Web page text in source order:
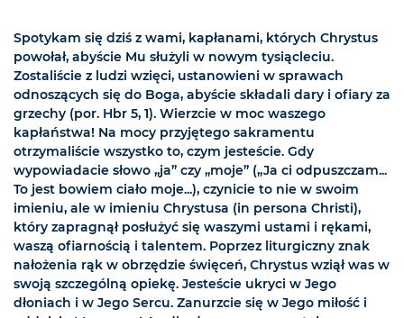
Spotykam się dziś z wami, kapłanami, których Chrystus
powołał, abyście Mu służyli w nowym tysiącleciu.
Zostaliście z ludzi wzięci, ustanowieni w sprawach
odnoszących się do Boga, abyście składali dary i ofiary za
grzechy (por. Hbr 5, 1). Wierzcie w moc waszego
kapłaństwa! Na mocy przyjętego sakramentu
otrzymaliście wszystko to, czym jesteście. Gdy
wypowiadacie słowo „ja” czy „moje” („Ja ci odpuszczam...
To jest bowiem ciało moje...), czynicie to nie w swoim
imieniu, ale w imieniu Chrystusa (in persona Christi),
który zapragnął posłużyć się waszymi ustami i rękami,
waszą ofiarnością i talentem. Poprzez liturgiczny znak
nałożenia rąk w obrzędzie święceń, Chrystus wziął was w
swoją szczególną opiekę. Jesteście ukryci w Jego
dłoniach i w Jego Sercu. Zanurzcie się w Jego miłość i